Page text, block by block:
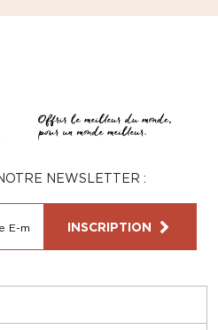
NEWSLETTER :
INSCRIPTION